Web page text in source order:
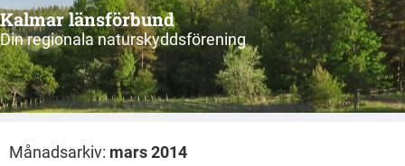
Styrelsen 2026
Protokoll
Natur i Kalmar län
Kalmar länsförbund
Din regionala naturskyddsförening
Månadsarkiv: mars 2014